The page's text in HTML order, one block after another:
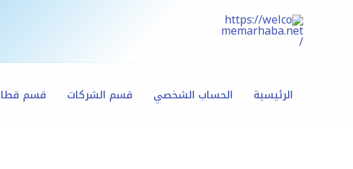
الرئيسية الحساب الشخصي قسم الشركات قسم
كمية
e-
learning